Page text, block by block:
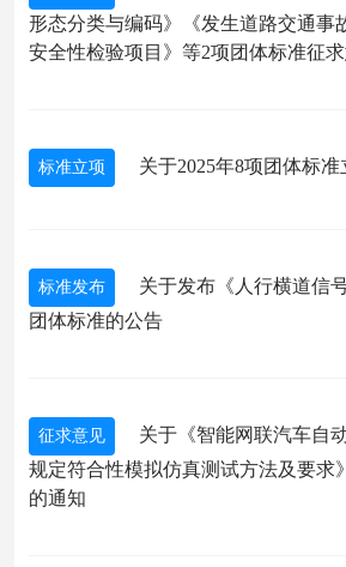
形态分类与编码》《发生道路交通事
安全性检验项目》等2项团体标准征
标准立项 关于2025年8项团体标
标准发布
关于发布《人行横道信
团体标准的公告
征求意见
关于《智能网联汽车自
规定符合性模拟仿真测试方法及要求
的通知